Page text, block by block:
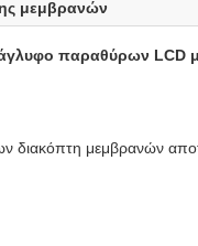
μεμβρανών
παραθύρων LCD
διακόπτη μεμβρανών